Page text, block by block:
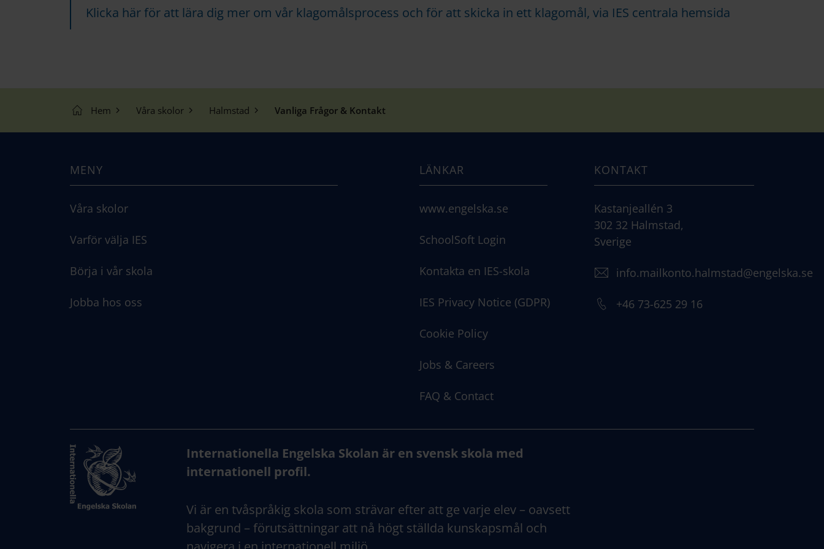
Klicka här för att lära dig mer om vår klagomålsprocess och för att skicka in ett klagomål, via IES centrala hemsida
Hem Våra skolor Halmstad Vanliga Frågor & Kontakt
MENY
Våra skolor
Varför välja IES
Börja i vår skola
Jobba hos oss
LÄNKAR
www.engelska.se
SchoolSoft Login
Kontakta en IES-skola
IES Privacy Notice (GDPR)
Cookie Policy
Jobs & Careers
FAQ & Contact
KONTAKT
Kastanjeallén 3
302 32 Halmstad,
Sverige
info.mailkonto.halmstad@engelska.se
+46 73-625 29 16
Internationella Engelska Skolan är en svensk skola med
internationell profil.
Vi är en tvåspråkig skola som strävar efter att ge varje elev – oavsett
bakgrund – förutsättningar att nå högt ställda kunskapsmål och